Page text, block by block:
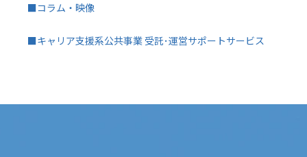
■コラム・映像
■キャリア支援系公共事業 受託･運営サポートサービス